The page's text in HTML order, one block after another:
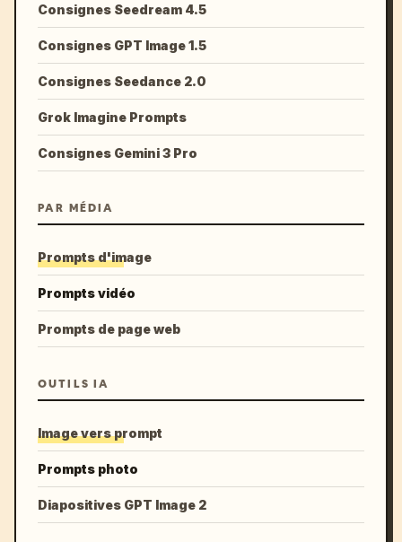
Consignes Seedream 4.5
Consignes GPT Image 1.5
Consignes Seedance 2.0
Grok Imagine Prompts
Consignes Gemini 3 Pro
PAR MÉDIA
Prompts d'image
Prompts vidéo
Prompts de page web
OUTILS IA
Image vers prompt
Prompts photo
Diapositives GPT Image 2